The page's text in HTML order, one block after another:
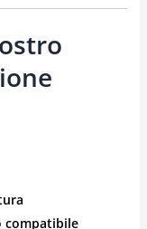
compatibile